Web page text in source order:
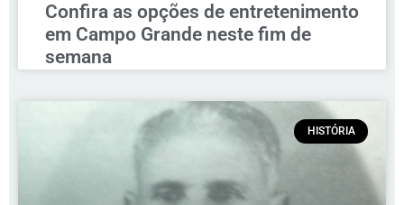
Confira as opções de entretenimento
em Campo Grande neste fim de
semana
HISTÓRIA